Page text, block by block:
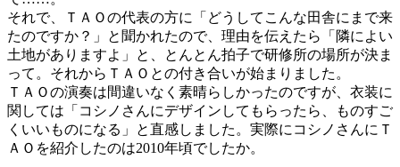
それで、ＴＡＯの代表の方に「どうしてこんな田舎にまで来
たのですか？」と聞かれたので、理由を伝えたら「隣によい
土地がありますよ」と、とんとん拍子で研修所の場所が決ま
って。それからＴＡＯとの付き合いが始まりました。
ＴＡＯの演奏は間違いなく素晴らしかったのですが、衣装に
関しては「コシノさんにデザインしてもらったら、ものすご
くいいものになる」と直感しました。実際にコシノさんにＴ
ＡＯを紹介したのは2010年頃でしたか。